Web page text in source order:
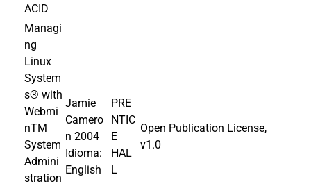
ACID
Managi
ng
Linux
System
s® with
Webmi
nTM
System
Admini
stration
Jamie
Camero
n 2004
Idioma:
English
PRE
NTIC
E
HAL
L
Open Publication License,
v1.0